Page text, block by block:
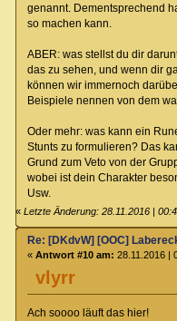
genannt. Dementsprechend
so machen kann.
ABER: was stellst du dir
das zu sehen, und wenn dir
können wir immernoch
Beispiele nennen von dem
Oder mehr: was kann ein
Stunts zu formulieren? Das
Grund zum Veto von der
wobei ist dein Charakter
Usw.
«Letzte Änderung: 28.11.2016 |
vlyrr
Re: [DKdvW] [OOC]
« Antwort #10 am: 28.11.2016 |
Ach soooo läuft das hier!